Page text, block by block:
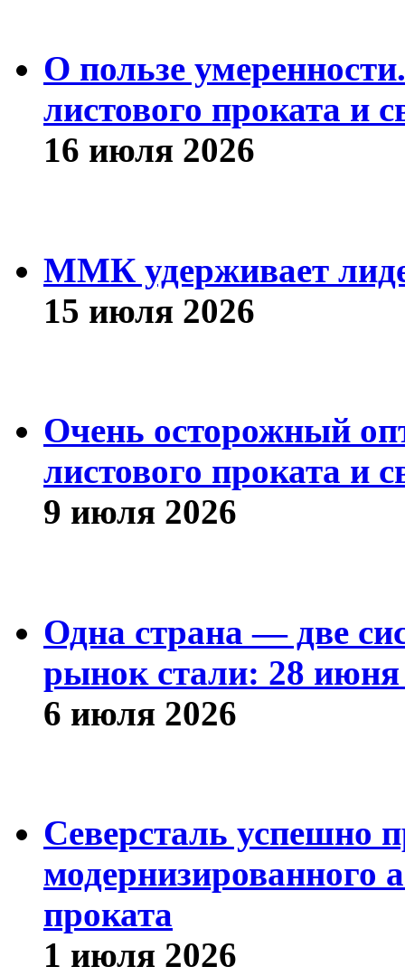
О пользе
листового проката и
16 июля 2026
ММК удерживает
15 июля 2026
Очень осторожный
листового проката и
9 июля 2026
Одна страна — две
рынок стали: 28
6 июля 2026
Северсталь успешно
модернизированного
проката
1 июля 2026